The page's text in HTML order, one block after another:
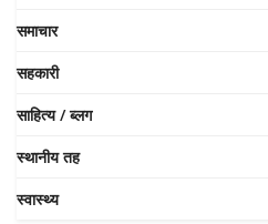
समाचार
सहकारी
साहित्य / ब्लग
स्थानीय तह
स्वास्थ्य